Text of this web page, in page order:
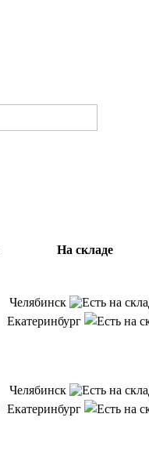
На складе
Челябинск
Екатеринбург
Челябинск
Екатеринбург